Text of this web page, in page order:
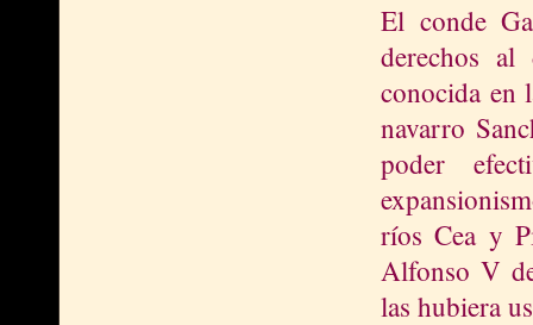
El conde
derechos al
conocida en
navarro
poder
ríos Cea y
Alfonso V
las hubiera